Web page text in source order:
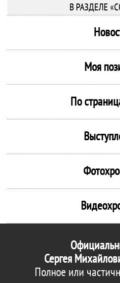
В РАЗДЕЛЕ
Моя
По
Сергея
Полное или